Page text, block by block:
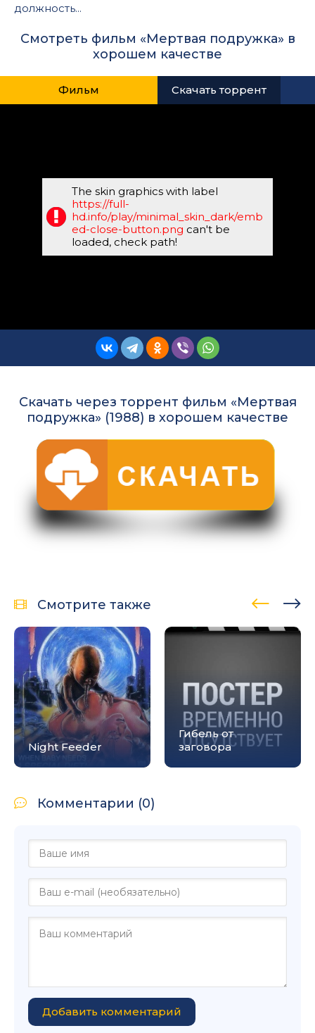
должность...
Смотреть фильм «Мертвая подружка» в
хорошем качестве
Фильм Скачать торрент
The skin graphics with label
https://full-
hd.info/play/minimal_skin_dark/emb
ed-close-button.png can't be
loaded, check path!
Скачать через торрент фильм «Мертвая
подружка» (1988) в хорошем качестве
Смотрите также
Night Feeder
Гибель от
заговора
Комментарии (0)
Добавить комментарий